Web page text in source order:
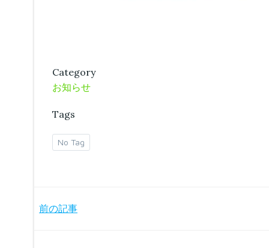
Category
お知らせ
Tags
No Tag
Post
前の記事